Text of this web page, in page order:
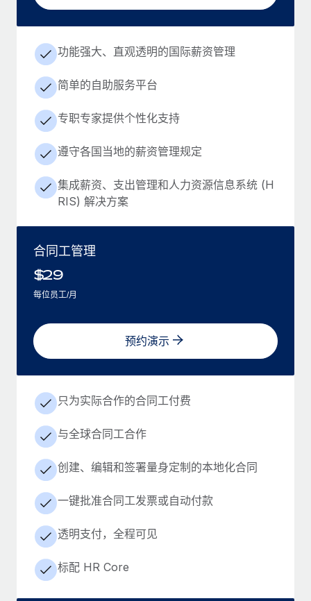
功能强大、直观透明的国际薪资管理
简单的自助服务平台
专职专家提供个性化支持
遵守各国当地的薪资管理规定
集成薪资、支出管理和人力资源信息系统 (H
RIS) 解决方案
合同工管理
$29
每位员工/月
预约演示
只为实际合作的合同工付费
与全球合同工合作
创建、编辑和签署量身定制的本地化合同
一键批准合同工发票或自动付款
透明支付，全程可见
标配 HR Core